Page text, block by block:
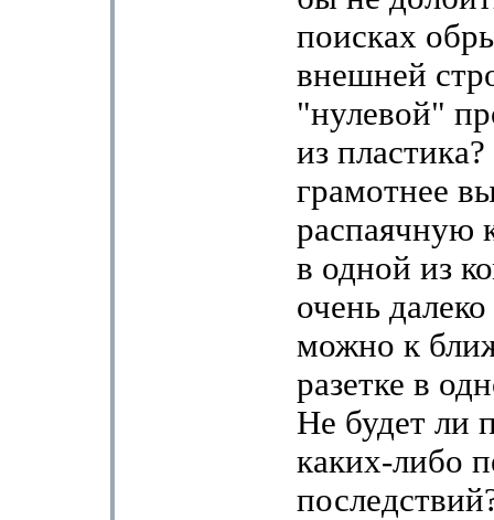
поисках
внешней
"нулевой"
из
грамотнее
распаячную
в одной из
очень
можно к
разетке в
Не будет ли
каких-либо